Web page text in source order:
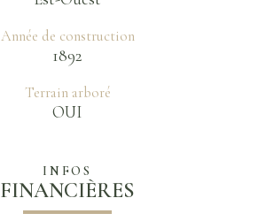
Année de construction
1892
Terrain arboré
OUI
INFOS
FINANCIÈRES